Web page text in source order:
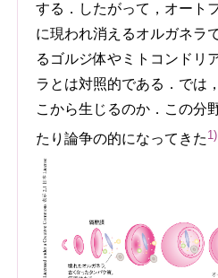
する．したがって，オート
に現われ消えるオルガネラ
るゴルジ体やミトコンドリ
ラとは対照的である．では
こから生じるのか．この分
たり論争の的になってきた 1)